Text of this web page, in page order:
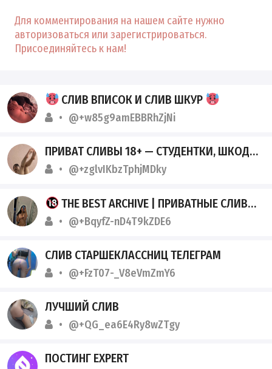
Для комментирования на нашем сайте нужно
авторизоваться или зарегистрироваться.
Присоединяйтесь к нам!
СЛИВ ВПИСОК И СЛИВ ШКУР
@+w85g9amEBBRhZjNi
ПРИВАТ СЛИВЫ 18+ — СТУДЕНТКИ, ШКОДНИЦЫ, АЛЬТУШКИ
@+zglvIKbzTphjMDky
THE BEST ARCHIVE | ПРИВАТНЫЕ СЛИВЫ СТУДЕНТОК
@+BqyfZ-nD4T9kZDE6
СЛИВ СТАРШЕКЛАССНИЦ ТЕЛЕГРАМ
@+FzT07-_V8eVmZmY6
ЛУЧШИЙ СЛИВ
@+QG_ea6E4Ry8wZTgy
ПОСТИНГ EXPERT